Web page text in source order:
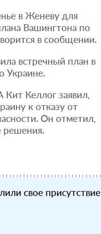
в Женеву для
Вашингтона по
в сообщении.
встречный план в
Украине.
Келлог заявил,
к отказу от
Он отметил,
решения.
свое присутствие